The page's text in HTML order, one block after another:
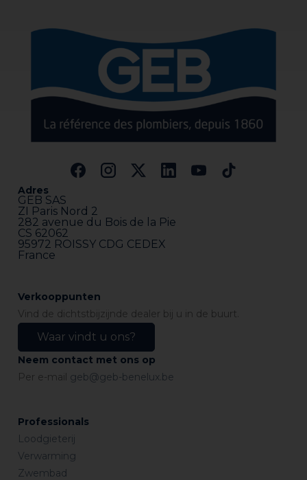
Adres
GEB SAS
ZI Paris Nord 2
282 avenue du Bois de la Pie
CS 62062
95972 ROISSY CDG CEDEX
France
Professionals
Loodgieterij
Verwarming
Zwembad
Verkooppunten
Vind de dichtstbijzijnde dealer bij u in de buurt.
Waar vindt u ons?
Neem contact met ons op
Per e-mail geb@geb-benelux.be